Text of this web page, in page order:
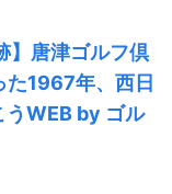
】唐津ゴルフ倶
た1967年、西日
うWEB by ゴル